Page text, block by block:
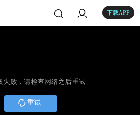
下载APP
失败，请检查网络之后重试
重试